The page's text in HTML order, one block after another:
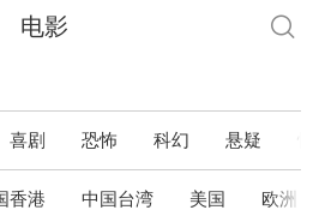
电影
喜剧 恐怖 科幻 悬疑
香港 中国台湾 美国 欧洲